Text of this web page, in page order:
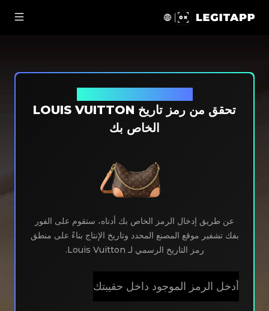
تحقق من رمز تاريخ LOUIS VUITTON
الخاص بك
عن طريق إدخال الرمز الخاص بك أدناه، ستقوم على الفور
بفك تشفير موقع المصنع المحدد وتاريخ الإنتاج بناءً على منطق
رمز التاريخ الرسمي لـ Louis Vuitton.